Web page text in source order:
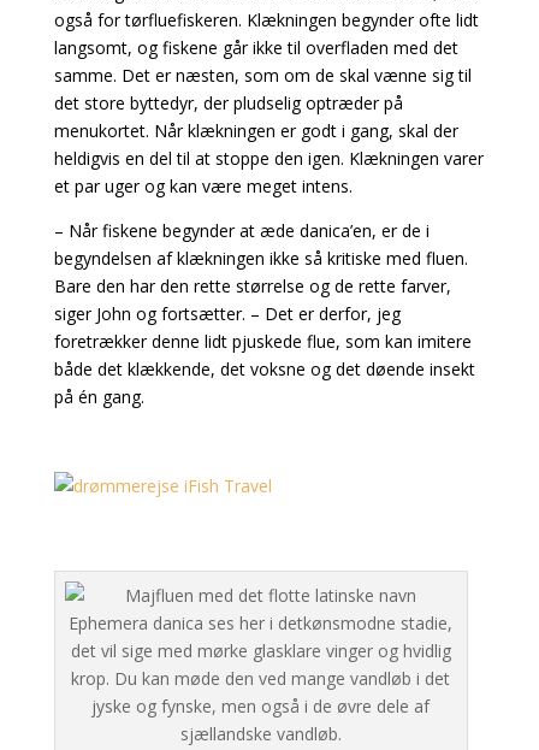
også for tørfluefiskeren. Klækningen begynder ofte lidt
langsomt, og fiskene går ikke til overfladen med det
samme. Det er næsten, som om de skal vænne sig til
det store byttedyr, der pludselig optræder på
menukortet. Når klækningen er godt i gang, skal der
heldigvis en del til at stoppe den igen. Klækningen varer
et par uger og kan være meget intens.
– Når fiskene begynder at æde danica’en, er de i
begyndelsen af klækningen ikke så kritiske med fluen.
Bare den har den rette størrelse og de rette farver,
siger John og fortsætter. – Det er derfor, jeg
foretrækker denne lidt pjuskede flue, som kan imitere
både det klækkende, det voksne og det døende insekt
på én gang.